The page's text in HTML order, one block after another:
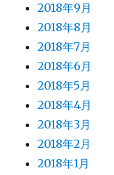
2018年9月
2018年8月
2018年7月
2018年6月
2018年5月
2018年4月
2018年3月
2018年2月
2018年1月